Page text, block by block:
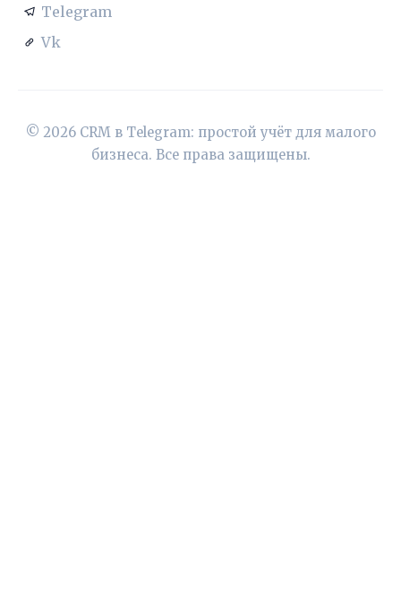
Telegram
Vk
© 2026 CRM в Telegram: простой учёт для малого
бизнеса. Все права защищены.